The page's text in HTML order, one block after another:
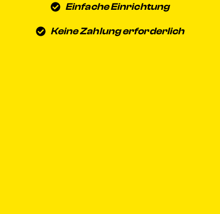
Einfache Einrichtung
Keine Zahlung erforderlich